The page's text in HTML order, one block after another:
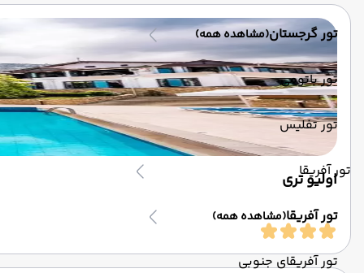
تور گرجستان(مشاهده همه)
تور باتومی
تور تفلیس
تور آفریقا
تور آفریقا(مشاهده همه)
تور آفریقای جنوبی
اولیو تری